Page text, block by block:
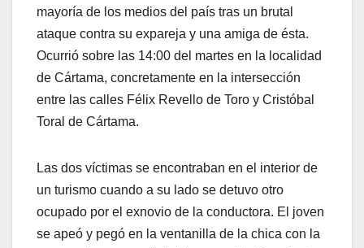
mayoría de los medios del país tras un brutal
ataque contra su expareja y una amiga de ésta.
Ocurrió sobre las 14:00 del martes en la localidad
de Cártama, concretamente en la intersección
entre las calles Félix Revello de Toro y Cristóbal
Toral de Cártama.
Las dos víctimas se encontraban en el interior de
un turismo cuando a su lado se detuvo otro
ocupado por el exnovio de la conductora. El joven
se apeó y pegó en la ventanilla de la chica con la